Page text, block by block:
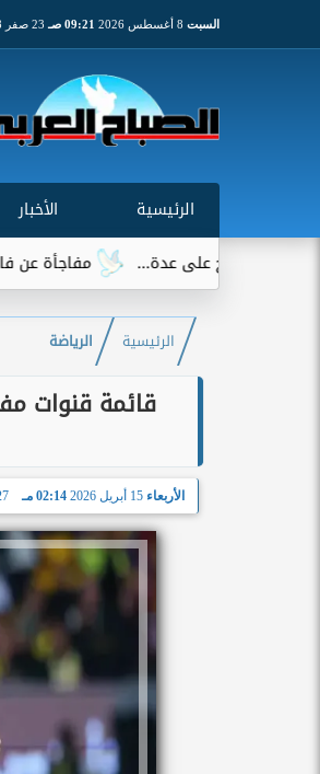
السبت 09:21 صـ 23 صفر 1448
الرئيسية الأخبار
مفاجأة عن فاتورة الكهرباء..
الرئيسية الرياضة
قائمة قنوات
الأربعاء 15 أبريل 2026 02:14 مـ 27